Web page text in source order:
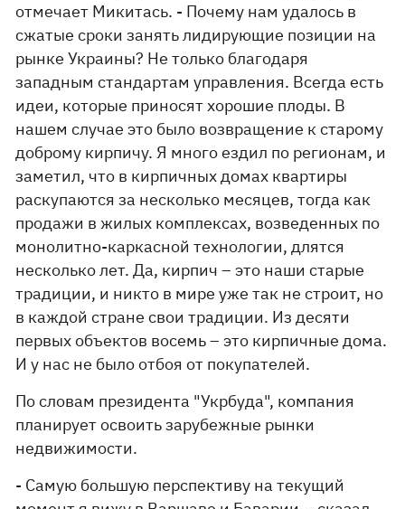
отмечает Микитась. - Почему нам удалось в
сжатые сроки занять лидирующие позиции на
рынке Украины? Не только благодаря
западным стандартам управления. Всегда есть
идеи, которые приносят хорошие плоды. В
нашем случае это было возвращение к старому
доброму кирпичу. Я много ездил по регионам, и
заметил, что в кирпичных домах квартиры
раскупаются за несколько месяцев, тогда как
продажи в жилых комплексах, возведенных по
монолитно-каркасной технологии, длятся
несколько лет. Да, кирпич – это наши старые
традиции, и никто в мире уже так не строит, но
в каждой стране свои традиции. Из десяти
первых объектов восемь – это кирпичные дома.
И у нас не было отбоя от покупателей.
По словам президента "Укрбуда", компания
планирует освоить зарубежные рынки
недвижимости.
- Самую большую перспективу на текущий